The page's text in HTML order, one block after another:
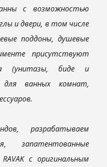
с возможностью
и двери, в том числе
поддоны, душевые
присутствуют
(унитазы, биде и
для ванных комнат,
разрабатываем
запатентованные
с оригинальным